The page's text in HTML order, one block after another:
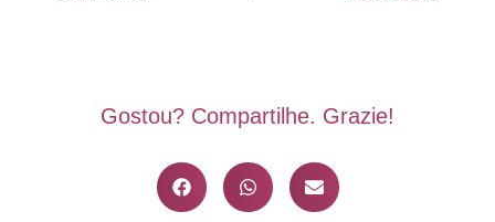
Gostou? Compartilhe. Grazie!